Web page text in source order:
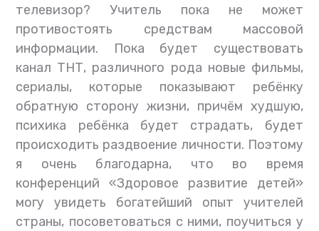
телевизор? Учитель пока не может
противостоять средствам массовой
информации. Пока будет существовать
канал ТНТ, различного рода новые фильмы,
сериалы, которые показывают ребёнку
обратную сторону жизни, причём худшую,
психика ребёнка будет страдать, будет
происходить раздвоение личности. Поэтому
я очень благодарна, что во время
конференций «Здоровое развитие детей»
могу увидеть богатейший опыт учителей
страны, посоветоваться с ними, поучиться у